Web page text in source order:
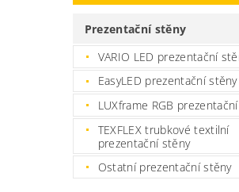
Prezentační stěny
VARIO LED prezentační
EasyLED prezentační stěny
LUXframe RGB
TEXFLEX trubkové textilní
prezentační stěny
Ostatní prezentační stěny